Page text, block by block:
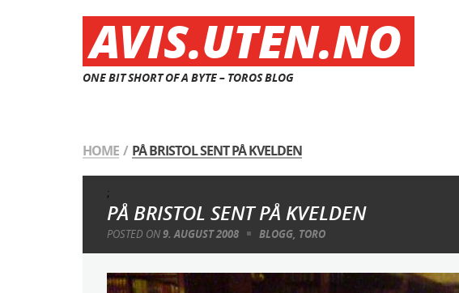
AVIS.UTEN.NO
ONE BIT SHORT OF A BYTE – TOROS BLOG
HOME / PÅ BRISTOL SENT PÅ KVELDEN
;
PÅ BRISTOL SENT PÅ KVELDEN
POSTED ON9. AUGUST 2008 BLOGG, TORO